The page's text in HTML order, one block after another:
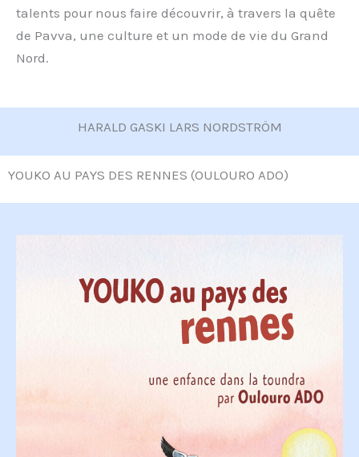
talents pour nous faire découvrir, à travers la quête
de Pavva, une culture et un mode de vie du Grand
Nord.
HARALD GASKI LARS NORDSTRÖM
YOUKO AU PAYS DES RENNES (OULOURO ADO)